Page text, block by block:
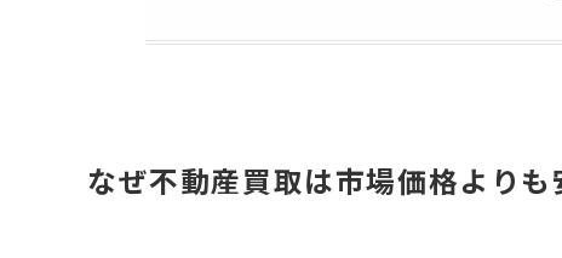
なぜ不動産買取は市場価格よりも